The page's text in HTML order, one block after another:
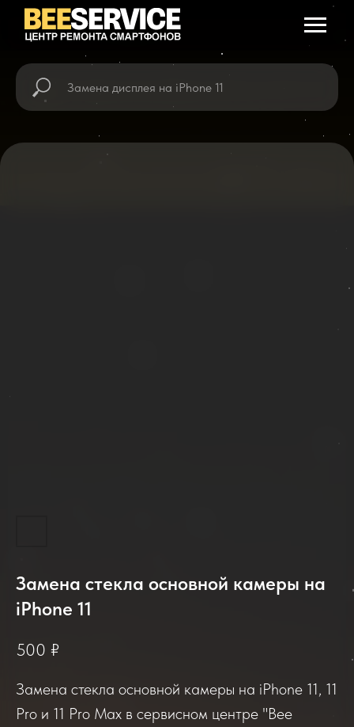
Замена стекла основной камеры на
iPhone 11
500 ₽
Замена стекла основной камеры на iPhone 11, 11
Pro и 11 Pro Max в сервисном центре "Bee
Отзывы о нашем сервисе